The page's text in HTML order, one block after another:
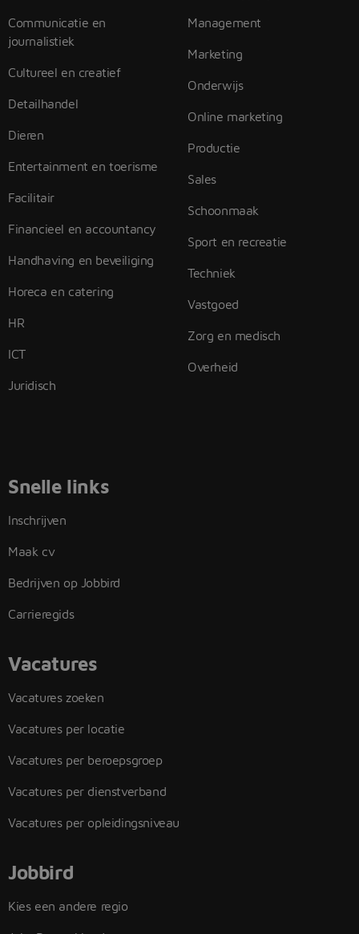
Communicatie en
journalistiek
Cultureel en creatief
Detailhandel
Dieren
Entertainment en toerisme
Facilitair
Financieel en accountancy
Handhaving en beveiliging
Horeca en catering
HR
ICT
Juridisch
Management
Marketing
Onderwijs
Online marketing
Productie
Sales
Schoonmaak
Sport en recreatie
Techniek
Vastgoed
Zorg en medisch
Overheid
Snelle links
Inschrijven
Maak cv
Bedrijven op Jobbird
Carrieregids
Vacatures
Vacatures zoeken
Vacatures per locatie
Vacatures per beroepsgroep
Vacatures per dienstverband
Vacatures per opleidingsniveau
Jobbird
Kies een andere regio